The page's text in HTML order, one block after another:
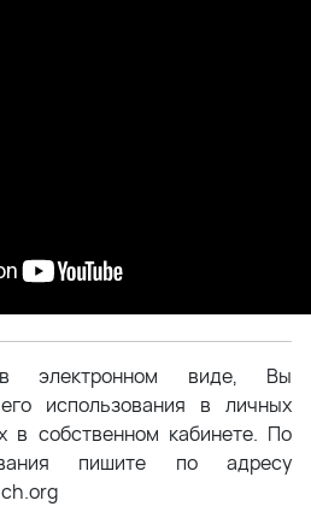
электронном виде, Вы
использования в личных
в собственном кабинете. По
пишите по адресу